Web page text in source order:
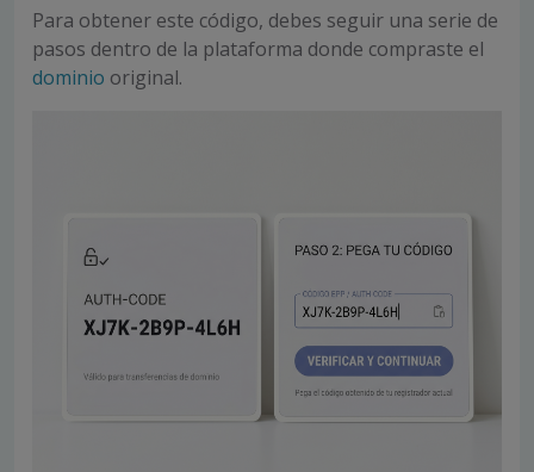
Para obtener este código, debes seguir una serie de
pasos dentro de la plataforma donde compraste el
dominio original.